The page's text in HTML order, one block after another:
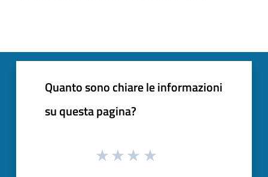
Quanto sono chiare le informazioni
su questa pagina?